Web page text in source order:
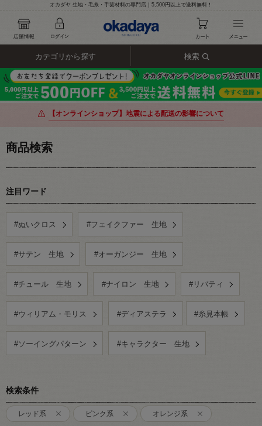
オカダヤ 生地・毛糸・手芸材料の専門店｜5,500円以上で送料無料！
カテゴリから探す 検索
【オンラインショップ】地震による配送の影響について
商品検索
注目ワード
#ぬいクロス #フェイクファー 生地
#サテン 生地 #オーガンジー 生地
#チュール 生地 #ナイロン 生地 #リバティ
#ウィリアム・モリス #ディアステラ #糸見本帳
#ソーイングパターン #キャラクター 生地
検索条件
レッド系 ピンク系 オレンジ系